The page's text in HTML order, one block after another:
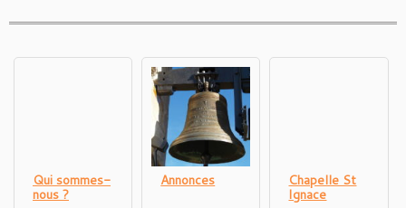
Qui sommes-
nous ?
Annonces
Chapelle St
Ignace